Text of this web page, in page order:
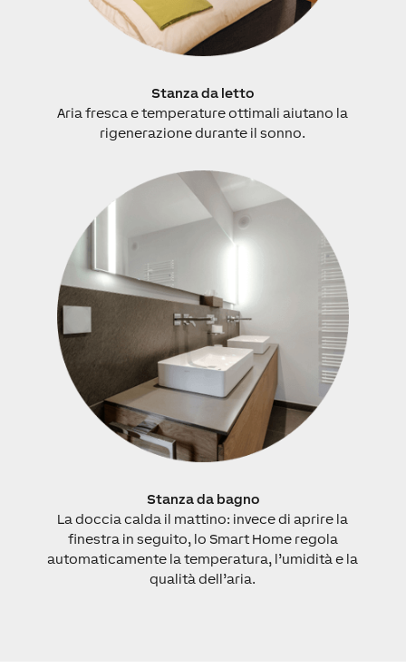
Stanza da letto
Aria fresca e temperature ottimali aiutano la
rigenerazione durante il sonno.
Stanza da bagno
La doccia calda il mattino: invece di aprire la
finestra in seguito, lo Smart Home regola
automaticamente la temperatura, l’umidità e la
qualità dell’aria.